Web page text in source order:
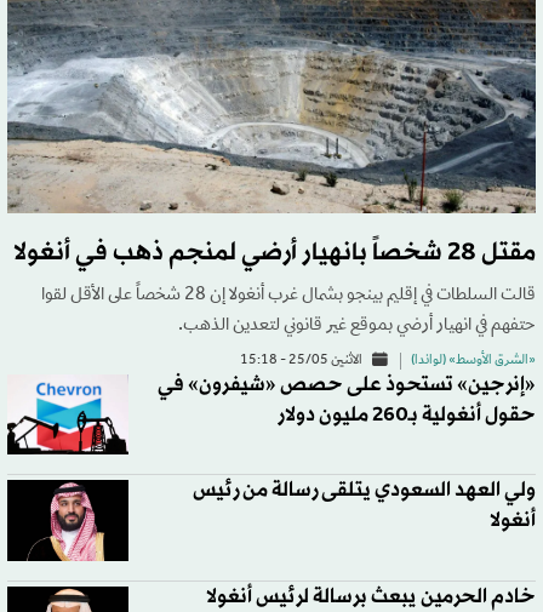
مقتل 28 شخصاً بانهيار أرضي لمنجم ذهب في أنغولا
قالت السلطات في إقليم بينجو بشمال غرب أنغولا إن 28 شخصاً على الأقل لقوا
حتفهم في انهيار أرضي بموقع غير قانوني لتعدين الذهب.
«الشرق الأوسط» (لواندا) الاثنين 25/05 - 15:18
«إنرجين» تستحوذ على حصص «شيفرون» في
حقول أنغولية بـ260 مليون دولار
ولي العهد السعودي يتلقى رسالة من رئيس
أنغولا
خادم الحرمين يبعث برسالة لرئيس أنغولا